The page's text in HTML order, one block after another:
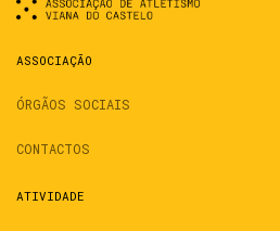
ASSOCIAÇÃO
ÓRGÃOS SOCIAIS
CONTACTOS
ATIVIDADE